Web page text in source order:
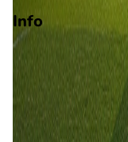
Info
Op 15 augustus
wedstrijd wordt
Norway 2.
Stadion: Bryne Stadion
Scheidsrechter: